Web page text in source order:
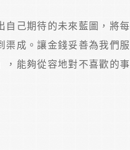
自己期待的未來藍圖，將每
渠成。讓金錢妥善為我們服
，能夠從容地對不喜歡的事